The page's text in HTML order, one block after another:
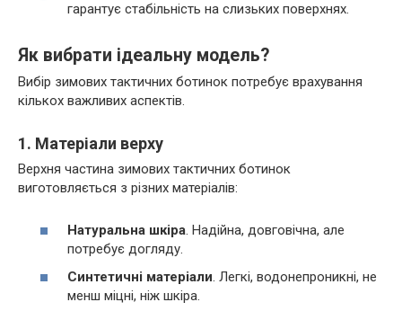
гарантує стабільність на слизьких поверхнях.
Як вибрати ідеальну модель?
Вибір зимових тактичних ботинок потребує врахування
кількох важливих аспектів.
1. Матеріали верху
Верхня частина зимових тактичних ботинок
виготовляється з різних матеріалів:
Натуральна шкіра. Надійна, довговічна, але
потребує догляду.
Синтетичні матеріали. Легкі, водонепроникні, не
менш міцні, ніж шкіра.